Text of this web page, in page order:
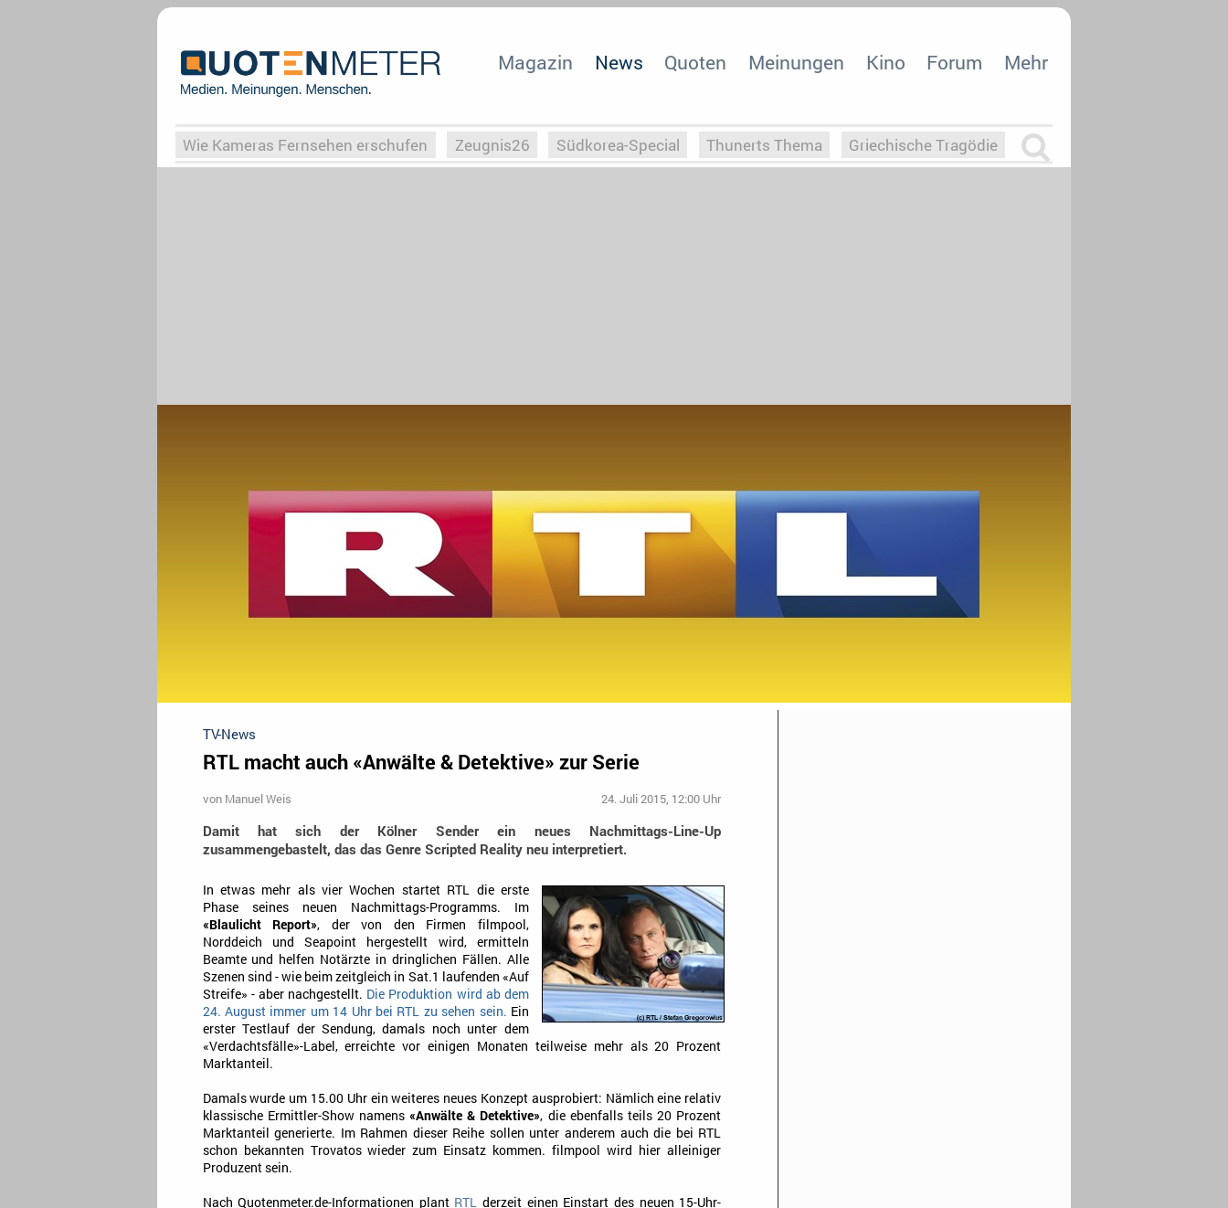
Magazin News Quoten Meinungen Kino Forum Mehr
Wie Kameras Fernsehen erschufen Zeugnis26 Südkorea-Special Thunerts Thema Griechische Tragödie
TV-News
RTL macht auch «Anwälte & Detektive» zur Serie
von Manuel Weis 24. Juli 2015, 12:00 Uhr
Damit hat sich der Kölner Sender ein neues Nachmittags-Line-Up
zusammengebastelt, das das Genre Scripted Reality neu interpretiert.
In etwas mehr als vier Wochen startet RTL die erste
Phase seines neuen Nachmittags-Programms. Im
«Blaulicht Report», der von den Firmen filmpool,
Norddeich und Seapoint hergestellt wird, ermitteln
Beamte und helfen Notärzte in dringlichen Fällen. Alle
Szenen sind - wie beim zeitgleich in Sat.1 laufenden «Auf
Streife» - aber nachgestellt. Die Produktion wird ab dem
24. August immer um 14 Uhr bei RTL zu sehen sein. Ein
erster Testlauf der Sendung, damals noch unter dem
«Verdachtsfälle»-Label, erreichte vor einigen Monaten teilweise mehr als 20 Prozent
Marktanteil.
Damals wurde um 15.00 Uhr ein weiteres neues Konzept ausprobiert: Nämlich eine relativ
klassische Ermittler-Show namens«Anwälte & Detektive», die ebenfalls teils 20 Prozent
Marktanteil generierte. Im Rahmen dieser Reihe sollen unter anderem auch die bei RTL
schon bekannten Trovatos wieder zum Einsatz kommen. filmpool wird hier alleiniger
Produzent sein.
Nach Quotenmeter.de-Informationen plant RTL derzeit einen Einstart des neuen 15-Uhr-